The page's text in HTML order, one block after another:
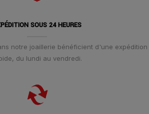
SOUS 24 HEURES
notre joaillerie bénéficient d'une expédition
du lundi au vendredi.